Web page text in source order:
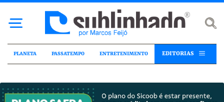
PLANETA PASSATEMPO ENTRETENIMENTO EDITORIAS